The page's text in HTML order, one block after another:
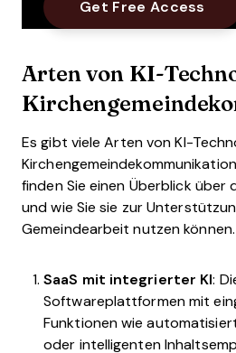
Arten von KI-
Es gibt viele Arten von KI-
finden Sie einen Überblick über
und wie Sie sie zur
Gemeindearbeit nutzen können.
SaaS mit integrierter KI:
Softwareplattformen mit
Funktionen wie
oder intelligenten